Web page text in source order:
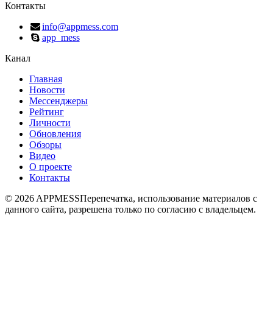
Контакты
info@appmess.com
app_mess
Канал
Главная
Новости
Мессенджеры
Рейтинг
Личности
Обновления
Обзоры
Видео
О проекте
Контакты
© 2026 APPMESSПерепечатка, использование материалов с
данного сайта, разрешена только по согласию с владельцем.